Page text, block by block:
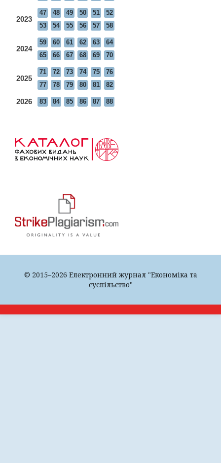
2023
47 48 49 50 51
52
53
54 55 56 57 58
2024
59 60 61 62 63
64
65
66 67 68 69 70
2025
71 72 73 74 75
76
77
78 79 80 81 82
2026 83 84 85 86 87 88
© 2015–2026 Електронний журнал "Економіка та
суспільство"